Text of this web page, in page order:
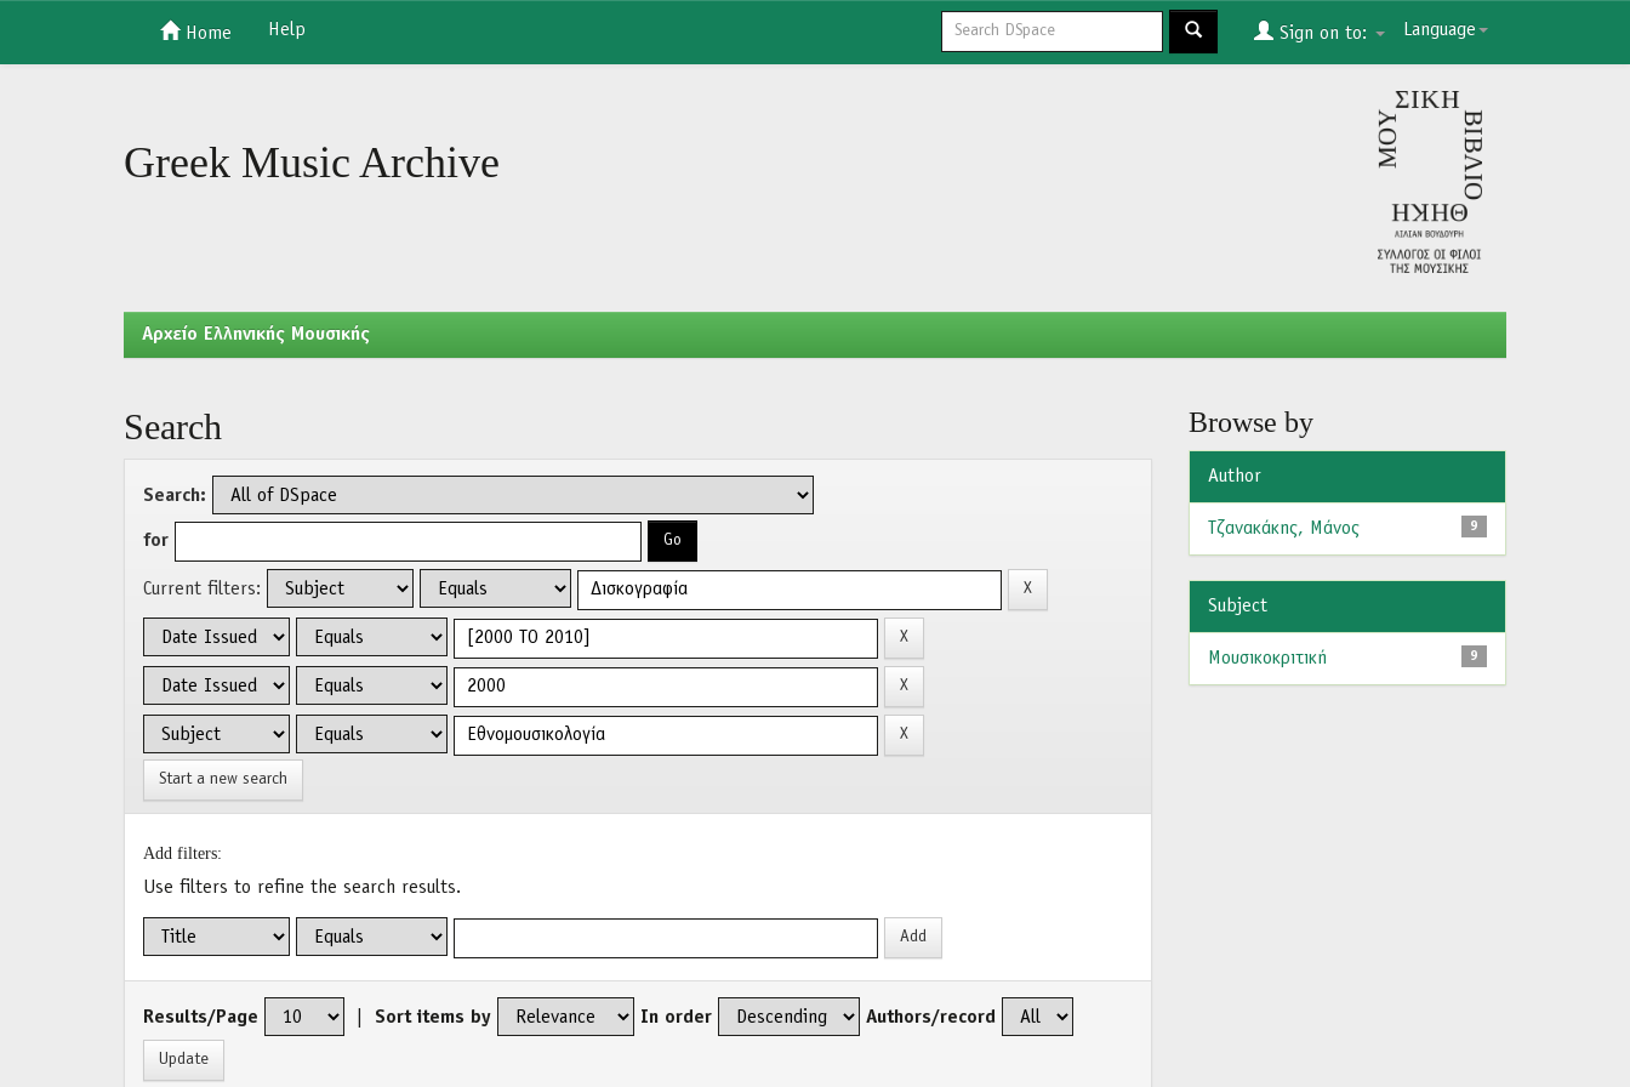
Home Help Language
Sign on to:
Greek Music Archive
Aρχείο Ελληνικής Μουσικής
Search
Search:
for
Current filters:
Start a new search
Add filters:
Use filters to refine the search results.
Results/Page Sort items by In order Authors/record
Browse by
Author
9
Τζανακάκης, Μάνος
Subject
9
Μουσικοκριτική